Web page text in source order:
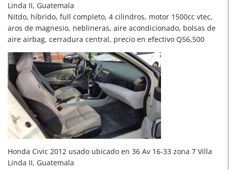
Linda II, Guatemala
Nitdo, híbrido, full completo, 4 cilindros, motor 1500cc vtec,
aros de magnesio, neblineras, aire acondicionado, bolsas de
aire airbag, cerradura central, precio en efectivo Q56,500
Honda Civic 2012 usado ubicado en 36 Av 16-33 zona 7 Villa
Linda II, Guatemala